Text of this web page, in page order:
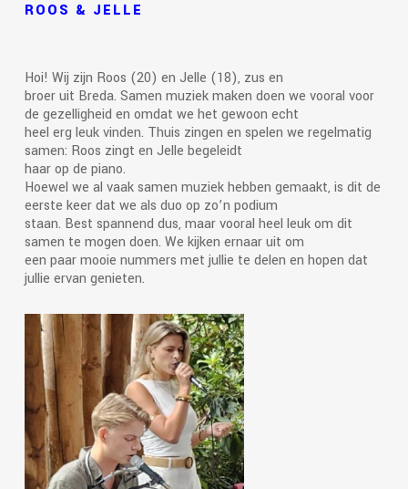
ROOS & JELLE
Hoi! Wij zijn Roos (20) en Jelle (18), zus en
broer uit Breda. Samen muziek maken doen we vooral voor
de gezelligheid en omdat we het gewoon echt
heel erg leuk vinden. Thuis zingen en spelen we regelmatig
samen: Roos zingt en Jelle begeleidt
haar op de piano.
Hoewel we al vaak samen muziek hebben gemaakt, is dit de
eerste keer dat we als duo op zo’n podium
staan. Best spannend dus, maar vooral heel leuk om dit
samen te mogen doen. We kijken ernaar uit om
een paar mooie nummers met jullie te delen en hopen dat
jullie ervan genieten.